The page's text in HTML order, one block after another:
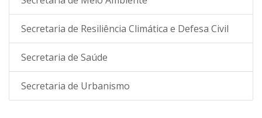
Secretaria de Resiliência Climática e Defesa Civil
Secretaria de Saúde
Secretaria de Urbanismo